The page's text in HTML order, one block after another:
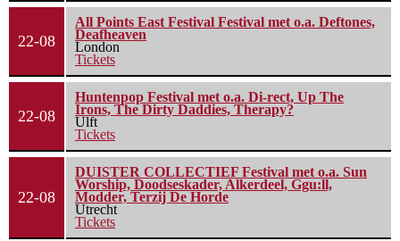
22-08
All Points East Festival Festival met o.a. Deftones,
Deafheaven
London
Tickets
22-08
Huntenpop Festival met o.a. Di-rect, Up The
Irons, The Dirty Daddies, Therapy?
Ulft
Tickets
22-08
DUISTER COLLECTIEF Festival met o.a. Sun
Worship, Doodseskader, Alkerdeel, Ggu:ll,
Modder, Terzij De Horde
Utrecht
Tickets